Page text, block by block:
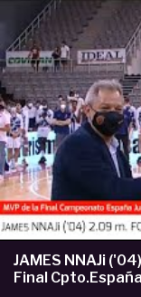
JAMES NNAJi
Final